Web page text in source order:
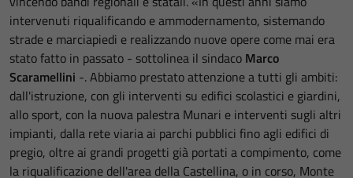
intervenuti riqualificando e ammodernamento, sistemando
strade e marciapiedi e realizzando nuove opere come mai era
stato fatto in passato - sottolinea il sindaco Marco
Scaramellini -. Abbiamo prestato attenzione a tutti gli ambiti:
dall'istruzione, con gli interventi su edifici scolastici e giardini,
allo sport, con la nuova palestra Munari e interventi sugli altri
impianti, dalla rete viaria ai parchi pubblici fino agli edifici di
pregio, oltre ai grandi progetti già portati a compimento, come
la riqualificazione dell'area della Castellina, o in corso, Monte